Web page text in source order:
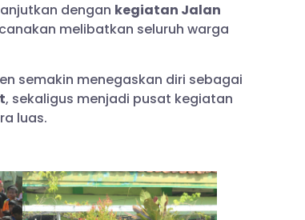
dengan kegiatan Jalan
melibatkan seluruh warga
semakin menegaskan diri sebagai
, sekaligus menjadi pusat kegiatan
luas.